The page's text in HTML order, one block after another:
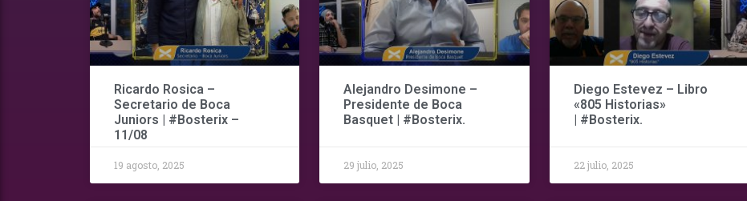
Ricardo Rosica –
Secretario de Boca
Juniors | #Bosterix –
11/08
19 agosto, 2025
Alejandro Desimone –
Presidente de Boca
Basquet | #Bosterix.
29 julio, 2025
Diego Estevez – Libro
«805 Historias»
| #Bosterix.
22 julio, 2025